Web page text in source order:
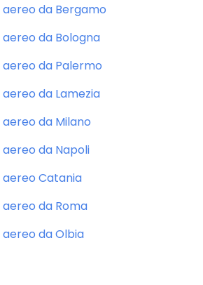
aereo da Bergamo
aereo da Bologna
aereo da Palermo
da Lamezia
da Milano
da Napoli
aereo Catania
da Roma
aereo da Olbia